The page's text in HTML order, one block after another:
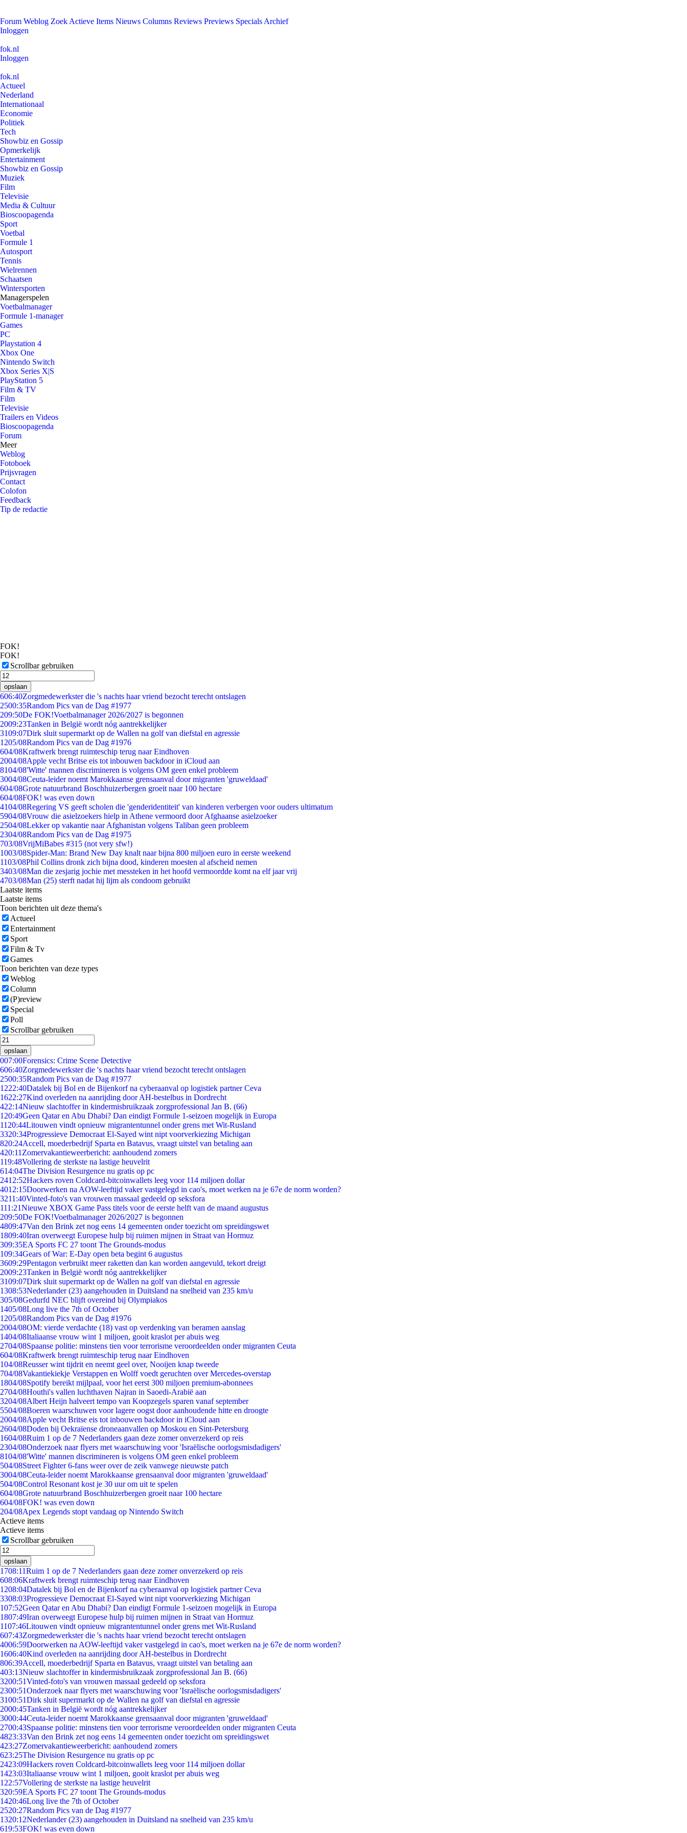
Forum Weblog Zoek Actieve Items Nieuws Columns Reviews Previews Specials Archief
Inloggen
fok.nl
Inloggen
fok.nl
Actueel
Nederland
Internationaal
Economie
Politiek
Tech
Showbiz en Gossip
Opmerkelijk
Entertainment
Showbiz en Gossip
Muziek
Film
Televisie
Media & Cultuur
Bioscoopagenda
Sport
Voetbal
Formule 1
Autosport
Tennis
Wielrennen
Schaatsen
Wintersporten
Managerspelen
Voetbalmanager
Formule 1-manager
Games
PC
Playstation 4
Xbox One
Nintendo Switch
Xbox Series X|S
PlayStation 5
Film & TV
Film
Televisie
Trailers en Videos
Bioscoopagenda
Forum
Meer
Weblog
Fotoboek
Prijsvragen
Contact
Colofon
Feedback
Tip de redactie
FOK!
FOK!
Scrollbar gebruiken
opslaan
606:40Zorgmedewerkster die 's nachts haar vriend bezocht terecht ontslagen
2500:35Random Pics van de Dag #1977
209:50De FOK!Voetbalmanager 2026/2027 is begonnen
2009:23Tanken in België wordt nóg aantrekkelijker
3109:07Dirk sluit supermarkt op de Wallen na golf van diefstal en agressie
1205/08Random Pics van de Dag #1976
604/08Kraftwerk brengt ruimteschip terug naar Eindhoven
2004/08Apple vecht Britse eis tot inbouwen backdoor in iCloud aan
8104/08'Witte' mannen discrimineren is volgens OM geen enkel probleem
3004/08Ceuta-leider noemt Marokkaanse grensaanval door migranten 'gruweldaad'
604/08Grote natuurbrand Boschhuizerbergen groeit naar 100 hectare
604/08FOK! was even down
4104/08Regering VS geeft scholen die 'genderidentiteit' van kinderen verbergen voor ouders ultimatum
5904/08Vrouw die asielzoekers hielp in Athene vermoord door Afghaanse asielzoeker
2504/08Lekker op vakantie naar Afghanistan volgens Taliban geen probleem
2304/08Random Pics van de Dag #1975
703/08VrijMiBabes #315 (not very sfw!)
1003/08Spider-Man: Brand New Day knalt naar bijna 800 miljoen euro in eerste weekend
1103/08Phil Collins dronk zich bijna dood, kinderen moesten al afscheid nemen
3403/08Man die zesjarig jochie met messteken in het hoofd vermoordde komt na elf jaar vrij
4703/08Man (25) sterft nadat hij lijm als condoom gebruikt
Laatste items
Laatste items
Toon berichten uit deze thema's
Actueel
Entertainment
Sport
Film & Tv
Games
Toon berichten van deze types
Weblog
Column
(P)review
Special
Poll
Scrollbar gebruiken
opslaan
007:00Forensics: Crime Scene Detective
606:40Zorgmedewerkster die 's nachts haar vriend bezocht terecht ontslagen
2500:35Random Pics van de Dag #1977
1222:40Datalek bij Bol en de Bijenkorf na cyberaanval op logistiek partner Ceva
1622:27Kind overleden na aanrijding door AH-bestelbus in Dordrecht
422:14Nieuw slachtoffer in kindermisbruikzaak zorgprofessional Jan B. (66)
1 20:49Geen Qatar en Abu Dhabi? Dan eindigt Formule 1-seizoen mogelijk in Europa
11 20:44Litouwen vindt opnieuw migrantentunnel onder grens met Wit-Rusland
3320:34Progressieve Democraat El-Sayed wint nipt voorverkiezing Michigan
820:24Accell, moederbedrijf Sparta en Batavus, vraagt uitstel van betaling aan
420:11 Zomervakantieweerbericht: aanhoudend zomers
119:48Vollering de sterkste na lastige heuvelrit
614:04The Division Resurgence nu gratis op pc
2412:52Hackers roven Coldcard-bitcoinwallets leeg voor 114 miljoen dollar
4012:15Doorwerken na AOW-leeftijd vaker vastgelegd in cao's, moet werken na je 67e de norm worden?
3211:40Vinted-foto's van vrouwen massaal gedeeld op seksfora
111:21Nieuwe XBOX Game Pass titels voor de eerste helft van de maand augustus
209:50De FOK!Voetbalmanager 2026/2027 is begonnen
4809:47Van den Brink zet nog eens 14 gemeenten onder toezicht om spreidingswet
1809:40Iran overweegt Europese hulp bij ruimen mijnen in Straat van Hormuz
309:35EA Sports FC 27 toont The Grounds-modus
109:34Gears of War: E-Day open beta begint 6 augustus
3609:29Pentagon verbruikt meer raketten dan kan worden aangevuld, tekort dreigt
2009:23Tanken in België wordt nóg aantrekkelijker
3109:07Dirk sluit supermarkt op de Wallen na golf van diefstal en agressie
1308:53Nederlander (23) aangehouden in Duitsland na snelheid van 235 km/u
305/08Gedurfd NEC blijft overeind bij Olympiakos
1405/08Long live the 7th of October
1205/08Random Pics van de Dag #1976
2004/08OM: vierde verdachte (18) vast op verdenking van beramen aanslag
1404/08Italiaanse vrouw wint 1 miljoen, gooit kraslot per abuis weg
2704/08Spaanse politie: minstens tien voor terrorisme veroordeelden onder migranten Ceuta
604/08Kraftwerk brengt ruimteschip terug naar Eindhoven
104/08Reusser wint tijdrit en neemt geel over, Nooijen knap tweede
704/08Vakantiekiekje Verstappen en Wolff voedt geruchten over Mercedes-overstap
1804/08Spotify bereikt mijlpaal, voor het eerst 300 miljoen premium-abonnees
2704/08Houthi's vallen luchthaven Najran in Saoedi-Arabië aan
3204/08Albert Heijn halveert tempo van Koopzegels sparen vanaf september
5504/08Boeren waarschuwen voor lagere oogst door aanhoudende hitte en droogte
2004/08Apple vecht Britse eis tot inbouwen backdoor in iCloud aan
2604/08Doden bij Oekraïense droneaanvallen op Moskou en Sint-Petersburg
1604/08Ruim 1 op de 7 Nederlanders gaan deze zomer onverzekerd op reis
2304/08Onderzoek naar flyers met waarschuwing voor 'Israëlische oorlogsmisdadigers'
8104/08'Witte' mannen discrimineren is volgens OM geen enkel probleem
504/08Street Fighter 6-fans weer over de zeik vanwege nieuwste patch
3004/08Ceuta-leider noemt Marokkaanse grensaanval door migranten 'gruweldaad'
504/08Control Resonant kost je 30 uur om uit te spelen
604/08Grote natuurbrand Boschhuizerbergen groeit naar 100 hectare
604/08FOK! was even down
204/08Apex Legends stopt vandaag op Nintendo Switch
Actieve items
Actieve items
Scrollbar gebruiken
opslaan
1708:11Ruim 1 op de 7 Nederlanders gaan deze zomer onverzekerd op reis
608:06Kraftwerk brengt ruimteschip terug naar Eindhoven
1208:04Datalek bij Bol en de Bijenkorf na cyberaanval op logistiek partner Ceva
3308:03Progressieve Democraat El-Sayed wint nipt voorverkiezing Michigan
107:52Geen Qatar en Abu Dhabi? Dan eindigt Formule 1-seizoen mogelijk in Europa
1807:49Iran overweegt Europese hulp bij ruimen mijnen in Straat van Hormuz
1107:46Litouwen vindt opnieuw migrantentunnel onder grens met Wit-Rusland
607:43Zorgmedewerkster die 's nachts haar vriend bezocht terecht ontslagen
4006:59Doorwerken na AOW-leeftijd vaker vastgelegd in cao's, moet werken na je 67e de norm worden?
1606:40Kind overleden na aanrijding door AH-bestelbus in Dordrecht
806:39Accell, moederbedrijf Sparta en Batavus, vraagt uitstel van betaling aan
403:13Nieuw slachtoffer in kindermisbruikzaak zorgprofessional Jan B. (66)
3200:51Vinted-foto's van vrouwen massaal gedeeld op seksfora
2300:51Onderzoek naar flyers met waarschuwing voor 'Israëlische oorlogsmisdadigers'
3100:51Dirk sluit supermarkt op de Wallen na golf van diefstal en agressie
2000:45Tanken in België wordt nóg aantrekkelijker
3000:44Ceuta-leider noemt Marokkaanse grensaanval door migranten 'gruweldaad'
2700:43Spaanse politie: minstens tien voor terrorisme veroordeelden onder migranten Ceuta
4823:33Van den Brink zet nog eens 14 gemeenten onder toezicht om spreidingswet
423:27Zomervakantieweerbericht: aanhoudend zomers
623:25The Division Resurgence nu gratis op pc
2423:09Hackers roven Coldcard-bitcoinwallets leeg voor 114 miljoen dollar
1423:03Italiaanse vrouw wint 1 miljoen, gooit kraslot per abuis weg
1 22:57Vollering de sterkste na lastige heuvelrit
320:59EA Sports FC 27 toont The Grounds-modus
1420:46Long live the 7th of October
2520:27Random Pics van de Dag #1977
1320:12Nederlander (23) aangehouden in Duitsland na snelheid van 235 km/u
619:53FOK! was even down